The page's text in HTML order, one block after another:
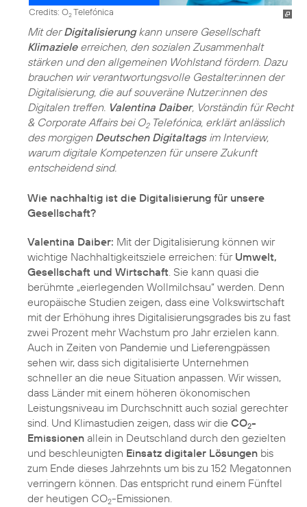
Credits: O2Telefónica
Mit derDigitalisierungkann unsere Gesellschaft
Klimazieleerreichen, den sozialen Zusammenhalt
stärken und den allgemeinen Wohlstand fördern. Dazu
brauchen wir verantwortungsvolle Gestalter:innen der
Digitalisierung, die auf souveräne Nutzer:innen des
Digitalen treffen. Valentina Daiber, Vorständin für Recht
& Corporate Affairs bei O2Telefónica, erklärt anlässlich
des morgigen Deutschen Digitaltagsim Interview,
warum digitale Kompetenzen für unsere Zukunft
entscheidend sind.
Wie nachhaltig ist die Digitalisierung für unsere
Gesellschaft?
Valentina Daiber: Mit der Digitalisierung können wir
wichtige Nachhaltigkeitsziele erreichen: für Umwelt,
Gesellschaft und Wirtschaft . Sie kann quasi die
berühmte „eierlegenden Wollmilchsau“ werden. Denn
europäische Studien zeigen, dass eine Volkswirtschaft
mit der Erhöhung ihres Digitalisierungsgrades bis zu fast
zwei Prozent mehr Wachstum pro Jahr erzielen kann.
Auch in Zeiten von Pandemie und Lieferengpässen
sehen wir, dass sich digitalisierte Unternehmen
schneller an die neue Situation anpassen. Wir wissen,
dass Länder mit einem höheren ökonomischen
Leistungsniveau im Durchschnitt auch sozial gerechter
sind. Und Klimastudien zeigen, dass wir die CO2-
Emissionen allein in Deutschland durch den gezielten
und beschleunigten Einsatz digitaler Lösungen bis
zum Ende dieses Jahrzehnts um bis zu 152 Megatonnen
verringern können. Das entspricht rund einem Fünftel
der heutigen CO2-Emissionen.